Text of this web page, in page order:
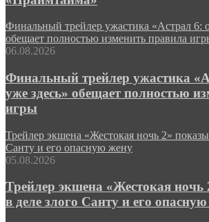
Финальный трейлер ужастика «Астрал 6:
обещает полностью изменить правила
06.08.2026
Финальный трейлер ужастика
уже здесь» обещает полностью
игры
Трейлер экшена «Жестокая ночь 2»
Санту и его опасную жену
05.08.2026
Трейлер экшена «Жестокая ночь
в деле злого Санту и его